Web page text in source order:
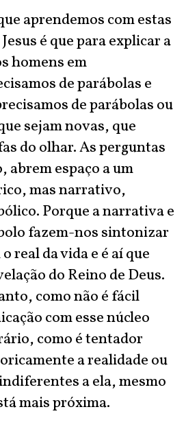
aprendemos com estas
é que para explicar a
homens em
de parábolas e
de parábolas ou
sejam novas, que
do olhar. As perguntas
abrem espaço a um
mas narrativo,
Porque a narrativa e
fazem-nos sintonizar
real da vida e é aí que
do Reino de Deus.
como não é fácil
com esse núcleo
como é tentador
a realidade ou
a ela, mesmo
mais próxima.